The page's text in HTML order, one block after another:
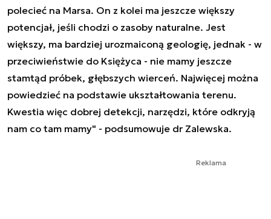
polecieć na Marsa. On z kolei ma jeszcze większy
potencjał, jeśli chodzi o zasoby naturalne. Jest
większy, ma bardziej urozmaiconą geologię, jednak - w
przeciwieństwie do Księżyca - nie mamy jeszcze
stamtąd próbek, głębszych wierceń. Najwięcej można
powiedzieć na podstawie ukształtowania terenu.
Kwestia więc dobrej detekcji, narzędzi, które odkryją
nam co tam mamy" - podsumowuje dr Zalewska.
Reklama